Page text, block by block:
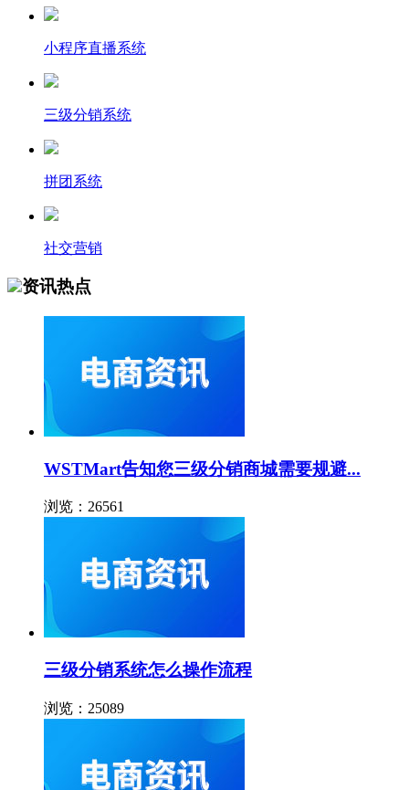
小程序直播系统
三级分销系统
拼团系统
社交营销
资讯热点
WSTMart告知您三级分销商城需要规避...
浏览：26561
三级分销系统怎么操作流程
浏览：25089